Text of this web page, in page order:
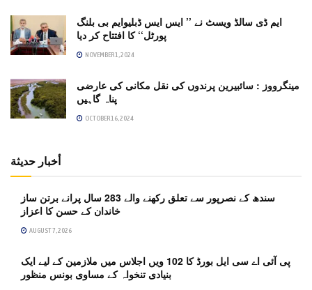
ایم ڈی سالڈ ویسٹ نے ’’ ایس ایس ڈبلیوایم بی بلنگ
پورٹل‘‘ کا افتتاح کر دیا
NOVEMBER 1, 2024
مینگرووز : سائبیرین پرندوں کی نقل مکانی کی عارضی
پناہ گاہیں
OCTOBER 16, 2024
أخبار حديثة
سندھ کے نصرپور سے تعلق رکھنے والے 283 سال پرانے برتن ساز
خاندان کے حسن کا اعزاز
AUGUST 7, 2026
پی آئی اے سی ایل بورڈ کا 102 ویں اجلاس میں ملازمین کے لیے ایک
بنیادی تنخواہ کے مساوی بونس منظور